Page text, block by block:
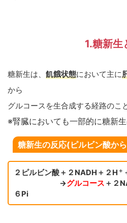
1.糖新生
糖新生は、 飢餓状態において主に
から
グルコースを生合成する経路のこ
※腎臓においても一部的に糖新生
糖新生の反応(ピルビン酸か
２ピルビン酸＋２NADH＋２H ＋
→グルコース ＋２
６Pi